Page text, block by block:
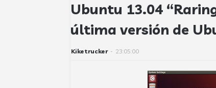
Ubuntu 13.04
última versión de
Kiketrucker - 23:05:00